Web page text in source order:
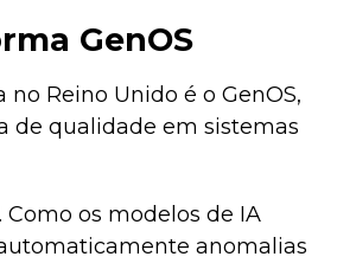
GenOS
Reino Unido é o GenOS,
de qualidade em sistemas
os modelos de IA
anomalias